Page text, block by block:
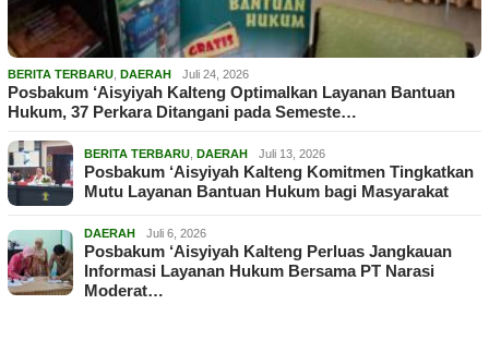
BERITA TERBARU DAERAH Juli 24, 2026
Posbakum ‘Aisyiyah Kalteng Optimalkan Layanan Bantuan
Hukum, 37 Perkara Ditangani pada Semeste…
BERITA TERBARU DAERAH Juli 13, 2026
Posbakum ‘Aisyiyah Kalteng Komitmen Tingkatkan
Mutu Layanan Bantuan Hukum bagi Masyarakat
DAERAH Juli 6, 2026
Posbakum ‘Aisyiyah Kalteng Perluas Jangkauan
Informasi Layanan Hukum Bersama PT Narasi
Moderat…